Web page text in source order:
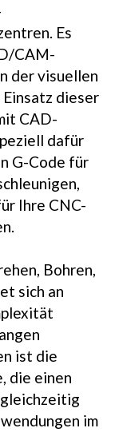
Es
CAM-
der visuellen
dieser
CAD-
dafür
G-Code für
Ihre CNC-
Bohren,
sich an
ist die
die einen
im